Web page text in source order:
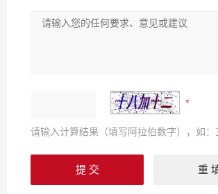
请输入计算结果（填写阿拉伯数字），如：